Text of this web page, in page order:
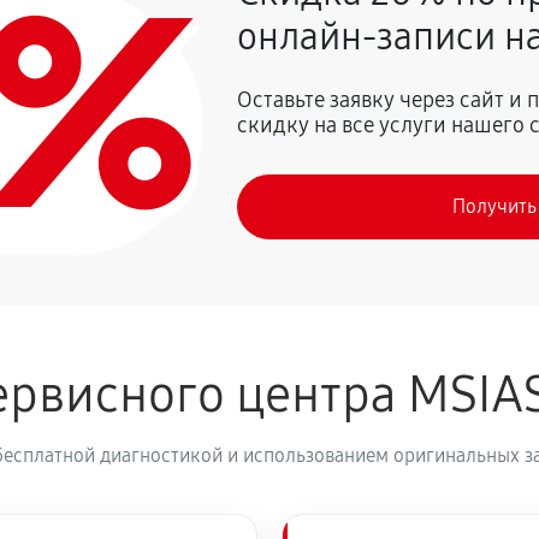
260 руб
590 руб
RTX 4070 VENTUS 2X
590 руб
520 руб
онлайн-записи
Оставьте заявку через сайт
скидку на все услуги нашего
центра
диагностикой и использованием оригинальных